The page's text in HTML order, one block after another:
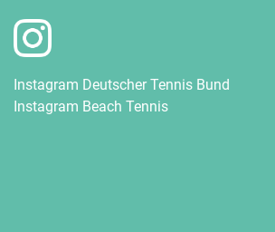
Instagram Deutscher Tennis Bund
Instagram Beach Tennis